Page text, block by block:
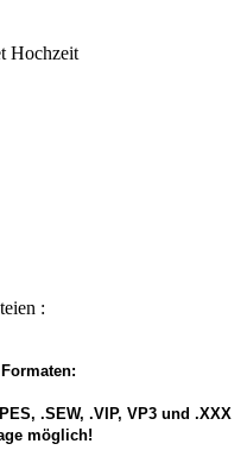
:
.SEW, .VIP, VP3 und .XXX
möglich!